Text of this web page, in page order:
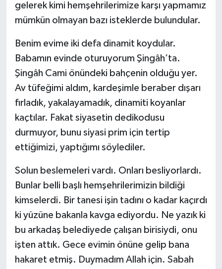
gelerek kimi hemşehrilerimize karşı yapmamız
mümkün olmayan bazı isteklerde bulundular.
Benim evime iki defa dinamit koydular.
Babamın evinde oturuyorum Şingâh’ta.
Şingâh Cami önündeki bahçenin olduğu yer.
Av tüfeğimi aldım, kardeşimle beraber dışarı
fırladık, yakalayamadık, dinamiti koyanlar
kaçtılar. Fakat siyasetin dedikodusu
durmuyor, bunu siyasi prim için tertip
ettiğimizi, yaptığımı söylediler.
Solun beslemeleri vardı. Onları besliyorlardı.
Bunlar belli başlı hemşehrilerimizin bildiği
kimselerdi. Bir tanesi işin tadını o kadar kaçırdı
ki yüzüne bakanla kavga ediyordu. Ne yazık ki
bu arkadaş belediyede çalışan birisiydi, onu
işten attık. Gece evimin önüne gelip bana
hakaret etmiş. Duymadım Allah için. Sabah